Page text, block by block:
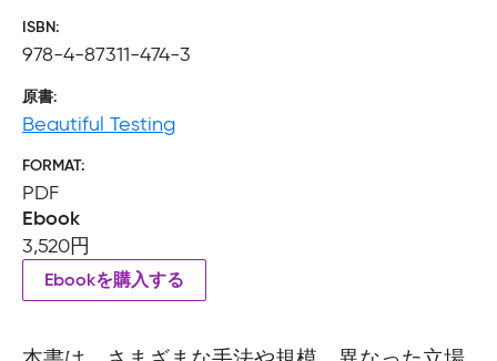
ISBN
978-4-87311-474-3
原書
Beautiful Testing
FORMAT
PDF
Ebook
3,520円
Ebookを購入する